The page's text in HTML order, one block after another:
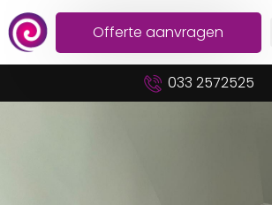
Offerte aanvragen
033 2572525